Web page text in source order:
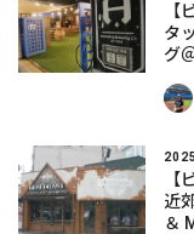
【
タ
グ
【
近
＆